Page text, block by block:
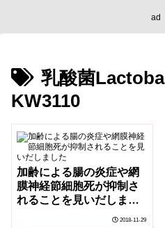
ad
乳酸菌
KW3110
加齢による腸の炎症や網
膜神経節細胞死が抑制さ
れることを見いだしまし
2018-11-29